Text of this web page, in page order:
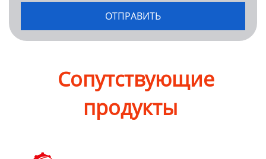
Сопутствующие
продукты